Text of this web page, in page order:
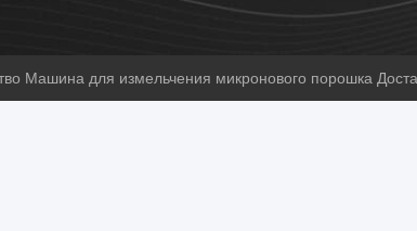
Машина для измельчения микронового порошка